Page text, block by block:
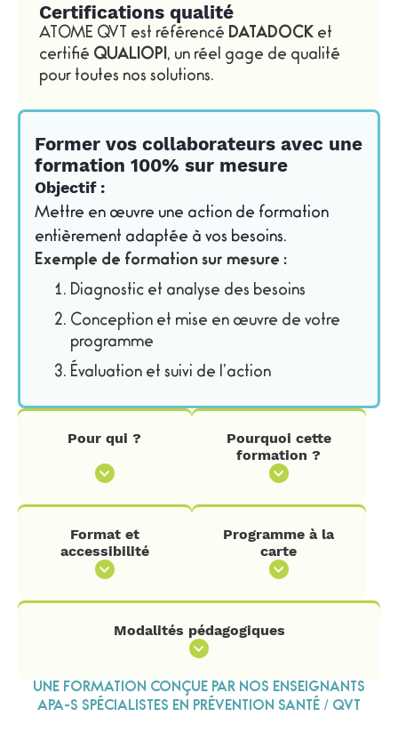
Certifications qualité
ATOME QVT est référencé DATADOCK et
certifié QUALIOPI, un réel gage de qualité
pour toutes nos solutions.
Former vos collaborateurs avec une
formation 100% sur mesure
Objectif :
Mettre en œuvre une action de formation
entièrement adaptée à vos besoins.
Exemple de formation sur mesure :
Diagnostic et analyse des besoins
Conception et mise en œuvre de votre
programme
Évaluation et suivi de l’action
Pour qui ?
Pourquoi cette
formation ?
Format et
accessibilité
Programme à la
carte
Modalités pédagogiques
UNE FORMATION CONÇUE PAR NOS ENSEIGNANTS
APA-S SPÉCIALISTES EN PRÉVENTION SANTÉ / QVT